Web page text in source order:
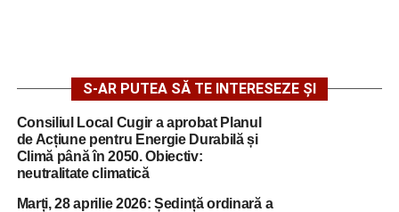
S-AR PUTEA SĂ TE INTERESEZE ȘI
Consiliul Local Cugir a aprobat Planul
de Acțiune pentru Energie Durabilă și
Climă până în 2050. Obiectiv:
neutralitate climatică
Marți, 28 aprilie 2026: Ședință ordinară a